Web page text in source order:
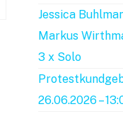
Jessica
Markus
3 x Solo
26.06.2026 –